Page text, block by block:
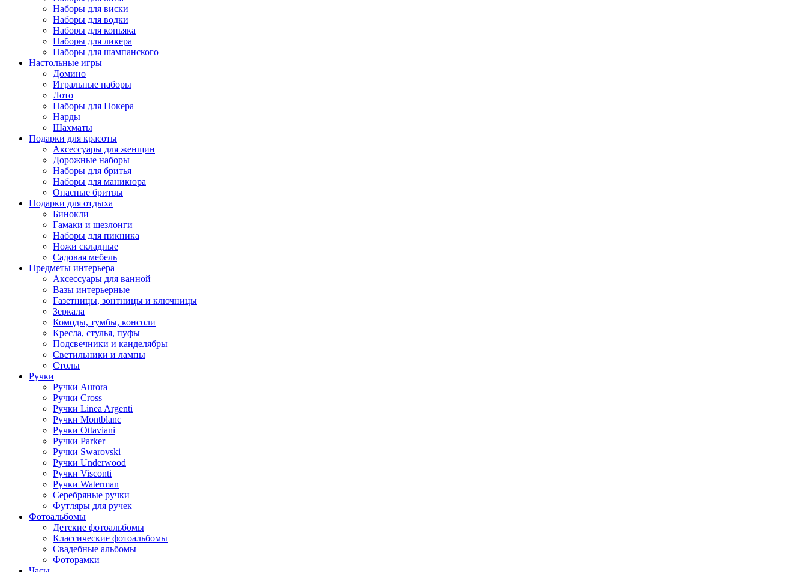
Наборы для виски
Наборы для водки
Наборы для коньяка
Наборы для ликера
Наборы для шампанского
Настольные игры
Домино
Игральные наборы
Лото
Наборы для Покера
Нарды
Шахматы
Подарки для красоты
Аксессуары для женщин
Дорожные наборы
Наборы для бритья
Наборы для маникюра
Опасные бритвы
Подарки для отдыха
Бинокли
Гамаки и шезлонги
Наборы для пикника
Ножи складные
Садовая мебель
Предметы интерьера
Аксессуары для ванной
Вазы интерьерные
Газетницы, зонтницы и ключницы
Зеркала
Комоды, тумбы, консоли
Кресла, стулья, пуфы
Подсвечники и канделябры
Светильники и лампы
Столы
Ручки
Ручки Aurora
Ручки Cross
Ручки Linea Argenti
Ручки Montblanc
Ручки Ottaviani
Ручки Parker
Ручки Swarovski
Ручки Underwood
Ручки Visconti
Ручки Waterman
Серебряные ручки
Футляры для ручек
Фотоальбомы
Детские фотоальбомы
Классические фотоальбомы
Свадебные альбомы
Фоторамки